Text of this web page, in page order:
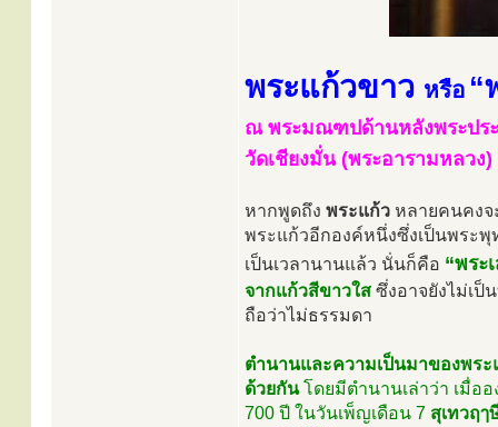
พระแก้วขาว หรือ “
ณ พระมณฑปด้านหลังพระปร
วัดเชียงมั่น (พระอารามหลวง
หากพูดถึง พระแก้ว หลายคนคงจ
พระแก้วอีกองค์หนึ่งซึ่งเป็นพระ
เป็นเวลานานแล้ว นั่นก็คือ “พระ
จากแก้วสีขาวใส ซึ่งอาจยังไม่เ
ถือว่าไม่ธรรมดา
ตำนานและความเป็นมาของพร
ด้วยกันโดยมีตำนานเล่าว่า เมื่อ
700 ปี ในวันเพ็ญเดือน 7 สุเทวฤๅ